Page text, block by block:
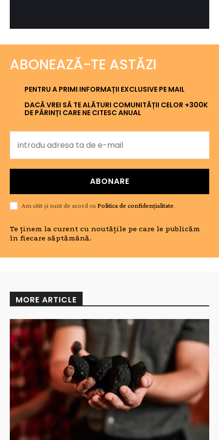
ABONEAZĂ-TE ASTĂZI
PENTRU A PRIMI INFORMAȚII EXCLUSIVE PE MAIL
DACĂ VREI SĂ TE ALĂTURI COMUNITĂȚII CELOR +300K
DE PĂRINȚI CARE NE CITESC ANUAL
ABONARE
Am citit și sunt de acord cu Politica de confidențialitate.
Te ținem la curent cu noutățile pe care le publicăm
în fiecare săptămână.
MORE ARTICLE